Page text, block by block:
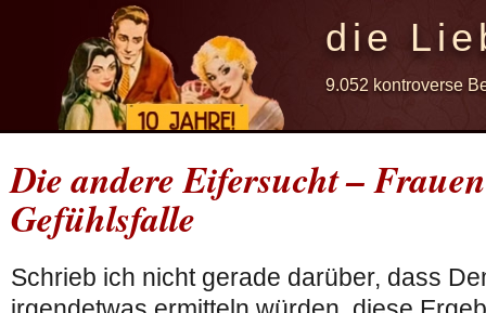
die
9.052 kontroverse
Die andere Eifersucht –
Gefühlsfalle
Schrieb ich nicht gerade darüber, dass